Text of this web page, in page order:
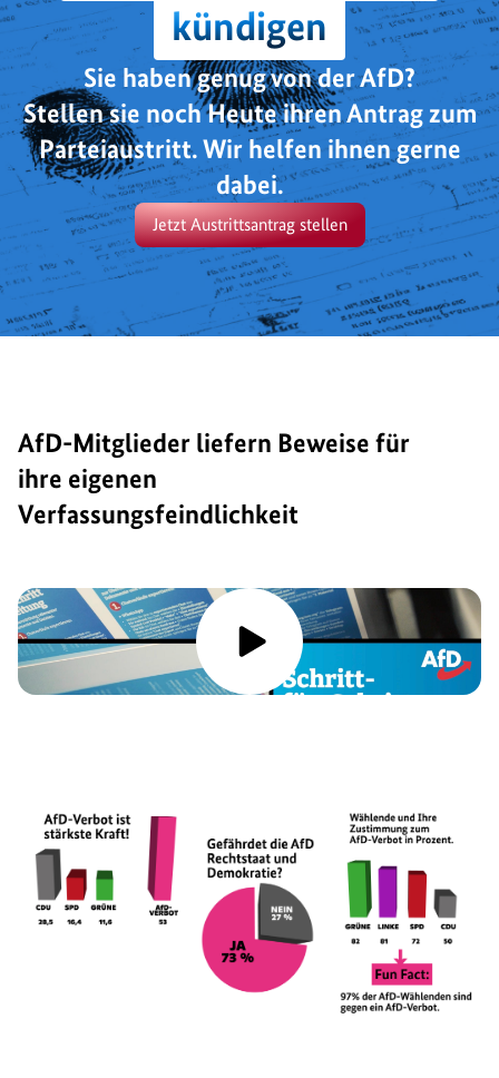
kündigen
Sie haben genug von der AfD?
Stellen sie noch Heute ihren Antrag zum
Parteiaustritt. Wir helfen ihnen gerne
dabei.
Jetzt Austrittsantrag stellen
AfD-Mitglieder liefern Beweise für
ihre eigenen
Verfassungsfeindlichkeit